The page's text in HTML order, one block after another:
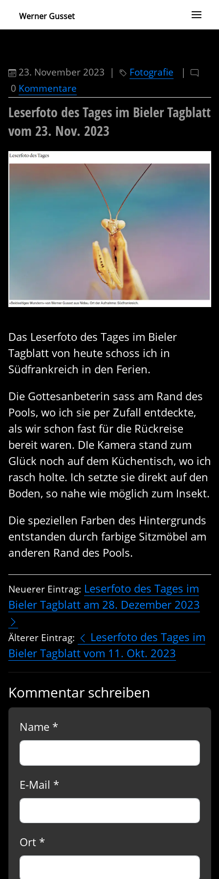
Werner Gusset
23. November 2023 | Fotografie |
0 Kommentare
Leserfoto des Tages im Bieler Tagblatt
vom 23. Nov. 2023
Das Leserfoto des Tages im Bieler
Tagblatt von heute schoss ich in
Südfrankreich in den Ferien.
Die Gottesanbeterin sass am Rand des
Pools, wo ich sie per Zufall entdeckte,
als wir schon fast für die Rückreise
bereit waren. DIe Kamera stand zum
Glück noch auf dem Küchentisch, wo ich
rasch holte. Ich setzte sie direkt auf den
Boden, so nahe wie möglich zum Insekt.
Die speziellen Farben des Hintergrunds
entstanden durch farbige Sitzmöbel am
anderen Rand des Pools.
Neuerer Eintrag: Leserfoto des Tages im
Bieler Tagblatt am 28. Dezember 2023
Älterer Eintrag:
Leserfoto des Tages im
Bieler Tagblatt vom 11. Okt. 2023
Kommentar schreiben
Name *
E-Mail *
Ort *